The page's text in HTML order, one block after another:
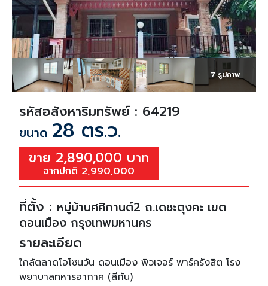
7 รูปภาพ
รหัสอสังหาริมทรัพย์ : 64219
ขนาด 28 ตร.ว.
ขาย 2,890,000 บาท
จากปกติ 2,990,000
ที่ตั้ง : หมู่บ้านศศิกานต์2 ถ.เดชะตุงคะ เขต
ดอนเมือง กรุงเทพมหานคร
รายละเอียด
ใกล้ตลาดโอโซนวัน ดอนเมือง พิวเจอร์ พาร์ครังสิต โรง
พยาบาลทหารอากาศ (สีกัน)